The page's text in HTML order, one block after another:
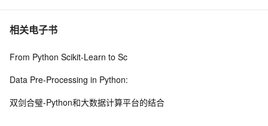
相关电子书
From Python Scikit-Learn to Sc
Data Pre-Processing in Python:
双剑合璧-Python和大数据计算平台的结合